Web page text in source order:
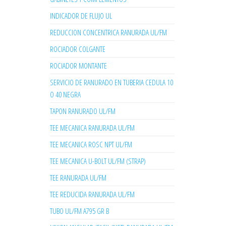
INDICADOR DE FLUJO UL
REDUCCION CONCENTRICA RANURADA UL/FM
ROCIADOR COLGANTE
ROCIADOR MONTANTE
SERVICIO DE RANURADO EN TUBERIA CEDULA 10
O 40 NEGRA
TAPON RANURADO UL/FM
TEE MECANICA RANURADA UL/FM
TEE MECANICA ROSC NPT UL/FM
TEE MECANICA U-BOLT UL/FM (STRAP)
TEE RANURADA UL/FM
TEE REDUCIDA RANURADA UL/FM
TUBO UL/FM A795 GR B